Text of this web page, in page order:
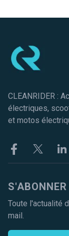
CLEANRIDER :
électriques,
et motos
FacebookTwitter
Toute l'actualité
mail.